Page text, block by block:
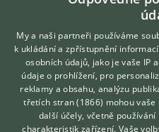
Chovu francouzských ovčáků -
2001. Více o nás najdete na
Mšecké Žehrovice, okr.
My a naši partneři používáme
k ukládání a zpřístupnění
osobních údajů, jako je vaše IP
údaje o prohlížení, pro
reklamy a obsahu, analýzu
třetích stran (1866) mohou
další účely, včetně
charakteristik zařízení. Vaše